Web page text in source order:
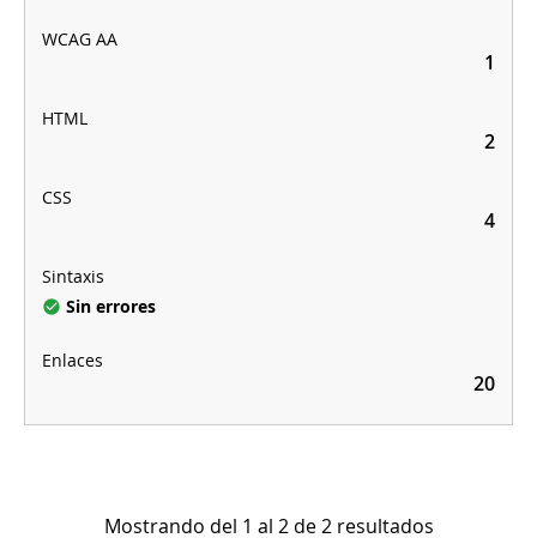
1
2
4
Sin errores
20
Mostrando del 1 al 2 de 2 resultados